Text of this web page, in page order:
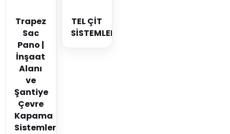
Trapez
Sac
Pano |
İnşaat
Alanı
ve
Şantiye
Çevre
Kapama
Sistemleri
TEL ÇİT
SİSTEMLERİ